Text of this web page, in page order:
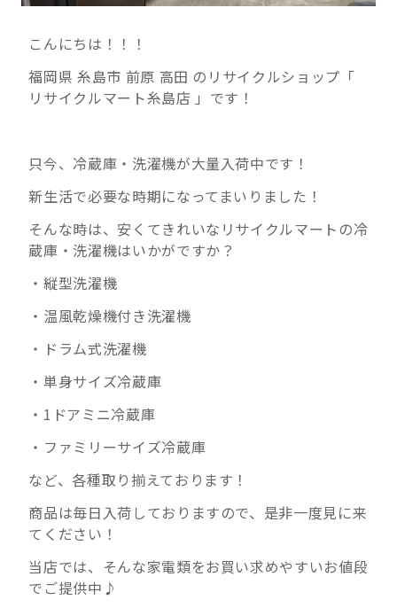
こんにちは！！！
福岡県 糸島市 前原 高田 のリサイクルショップ「
リサイクルマート糸島店 」です！
只今、冷蔵庫・洗濯機が大量入荷中です！
新生活で必要な時期になってまいりました！
そんな時は、安くてきれいなリサイクルマートの冷
蔵庫・洗濯機はいかがですか？
・縦型洗濯機
・温風乾燥機付き洗濯機
・ドラム式洗濯機
・単身サイズ冷蔵庫
・1ドアミニ冷蔵庫
・ファミリーサイズ冷蔵庫
など、各種取り揃えております！
商品は毎日入荷しておりますので、是非一度見に来
てください！
当店では、そんな家電類をお買い求めやすいお値段
でご提供中♪